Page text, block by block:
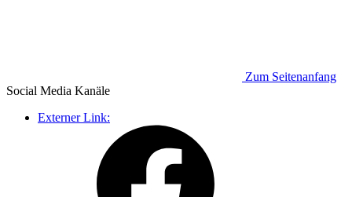
Zum Seitenanfang
Social Media Kanäle
Externer Link: